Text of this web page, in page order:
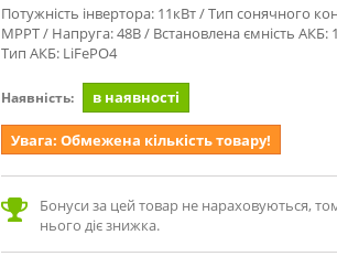
Потужність інвертора: 11кВт / Тип сонячного
MPPT / Напруга: 48В / Встановлена ємність АКБ:
Тип АКБ: LiFePO4
Наявність: в наявності
Увага: Обмежена кількість товару!
Бонуси за цей товар не нараховуються,
нього діє знижка.